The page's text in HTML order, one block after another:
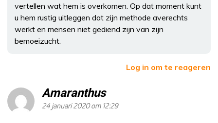
vertellen wat hem is overkomen. Op dat moment kunt
u hem rustig uitleggen dat zijn methode averechts
werkt en mensen niet gediend zijn van zijn
bemoeizucht.
Log in om te reageren
Amaranthus
24 januari 2020 om 12:29